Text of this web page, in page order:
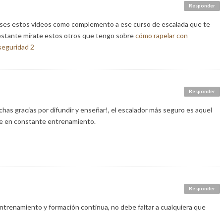
Responder
estos vídeos como complemento a ese curso de escalada que te
mírate estos otros que tengo sobrecómo rapelar con
2
Responder
gracias por difundir y enseñar!, el escalador más seguro es aquel
en constante entrenamiento.
Responder
y formación continua, no debe faltar a cualquiera que